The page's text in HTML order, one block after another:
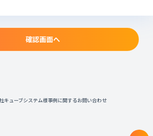
確認画面へ
キューブシステム様事例に関するお問い合わせ